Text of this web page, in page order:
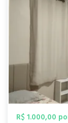
R$ 1.000,00